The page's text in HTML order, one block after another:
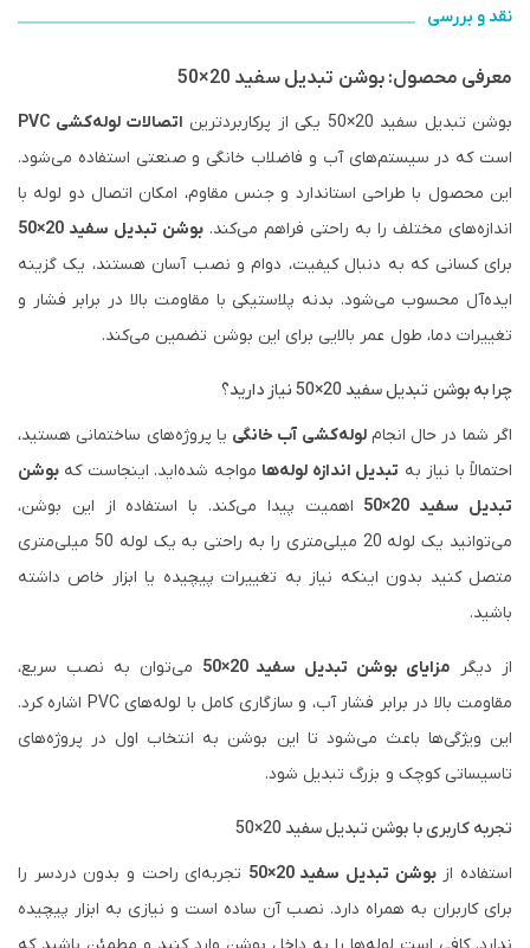
نقد و بررسی
معرفی محصول: بوشن تبدیل سفید 20×50
بوشن تبدیل سفید 20×50 یکی از پرکاربردترین
اتصالات لوله‌کشی PVC
است که در سیستم‌های آب و فاضلاب خانگی و صنعتی استفاده می‌شود.
این محصول با طراحی استاندارد و جنس مقاوم، امکان اتصال دو لوله با
اندازه‌های مختلف را به راحتی فراهم می‌کند. بوشن تبدیل سفید 20×50
برای کسانی که به دنبال کیفیت، دوام و نصب آسان هستند، یک گزینه
ایده‌آل محسوب می‌شود. بدنه پلاستیکی با مقاومت بالا در برابر فشار و
تغییرات دما، طول عمر بالایی برای این بوشن تضمین می‌کند.
چرا به بوشن تبدیل سفید 20×50 نیاز دارید؟
اگر شما در حال انجاملوله‌کشی آب خانگی یا پروژه‌های ساختمانی هستید،
احتمالاً با نیاز به تبدیل اندازه لوله‌ها مواجه شده‌اید. اینجاست که بوشن
تبدیل سفید 20×50
اهمیت پیدا می‌کند. با استفاده از این بوشن،
می‌توانید یک لوله 20 میلی‌متری را به راحتی به یک لوله 50 میلی‌متری
متصل کنید بدون اینکه نیاز به تغییرات پیچیده یا ابزار خاص داشته
باشید.
از دیگر مزایای بوشن تبدیل سفید 20×50
می‌توان به نصب سریع،
مقاومت بالا در برابر فشار آب، و سازگاری کامل با لوله‌های PVC اشاره کرد.
این ویژگی‌ها باعث می‌شود تا این بوشن به انتخاب اول در پروژه‌های
تاسیساتی کوچک و بزرگ تبدیل شود.
تجربه کاربری با بوشن تبدیل سفید 20×50
استفاده ازبوشن تبدیل سفید 20×50
تجربه‌ای راحت و بدون دردسر را
برای کاربران به همراه دارد. نصب آن ساده است و نیازی به ابزار پیچیده